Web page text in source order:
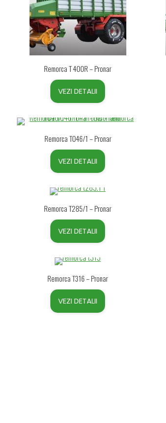
Remorca T 400R – Pronar
VEZI DETALII
Remorca T046/1 – Pronar
VEZI DETALII
Remorca T285/1 – Pronar
VEZI DETALII
Remorca T316 – Pronar
VEZI DETALII